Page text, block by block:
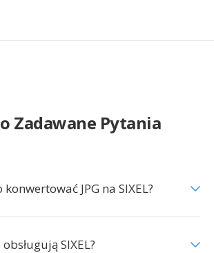
Zadawane Pytania
JPG na SIXEL?
SIXEL?